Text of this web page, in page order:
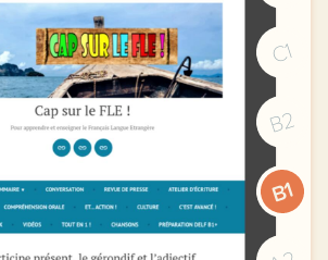
C1
B2
B1